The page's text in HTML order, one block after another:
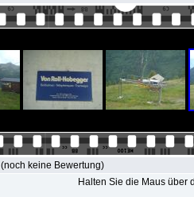
(noch keine Bewertung)
Halten Sie die Maus über